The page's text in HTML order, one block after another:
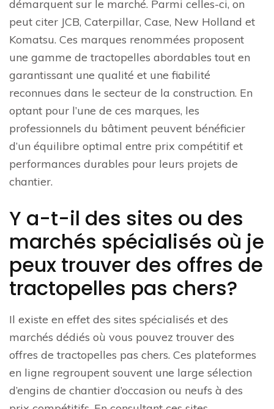
démarquent sur le marché. Parmi celles-ci, on
peut citer JCB, Caterpillar, Case, New Holland et
Komatsu. Ces marques renommées proposent
une gamme de tractopelles abordables tout en
garantissant une qualité et une fiabilité
reconnues dans le secteur de la construction. En
optant pour l’une de ces marques, les
professionnels du bâtiment peuvent bénéficier
d’un équilibre optimal entre prix compétitif et
performances durables pour leurs projets de
chantier.
Y a-t-il des sites ou des
marchés spécialisés où je
peux trouver des offres de
tractopelles pas chers?
Il existe en effet des sites spécialisés et des
marchés dédiés où vous pouvez trouver des
offres de tractopelles pas chers. Ces plateformes
en ligne regroupent souvent une large sélection
d’engins de chantier d’occasion ou neufs à des